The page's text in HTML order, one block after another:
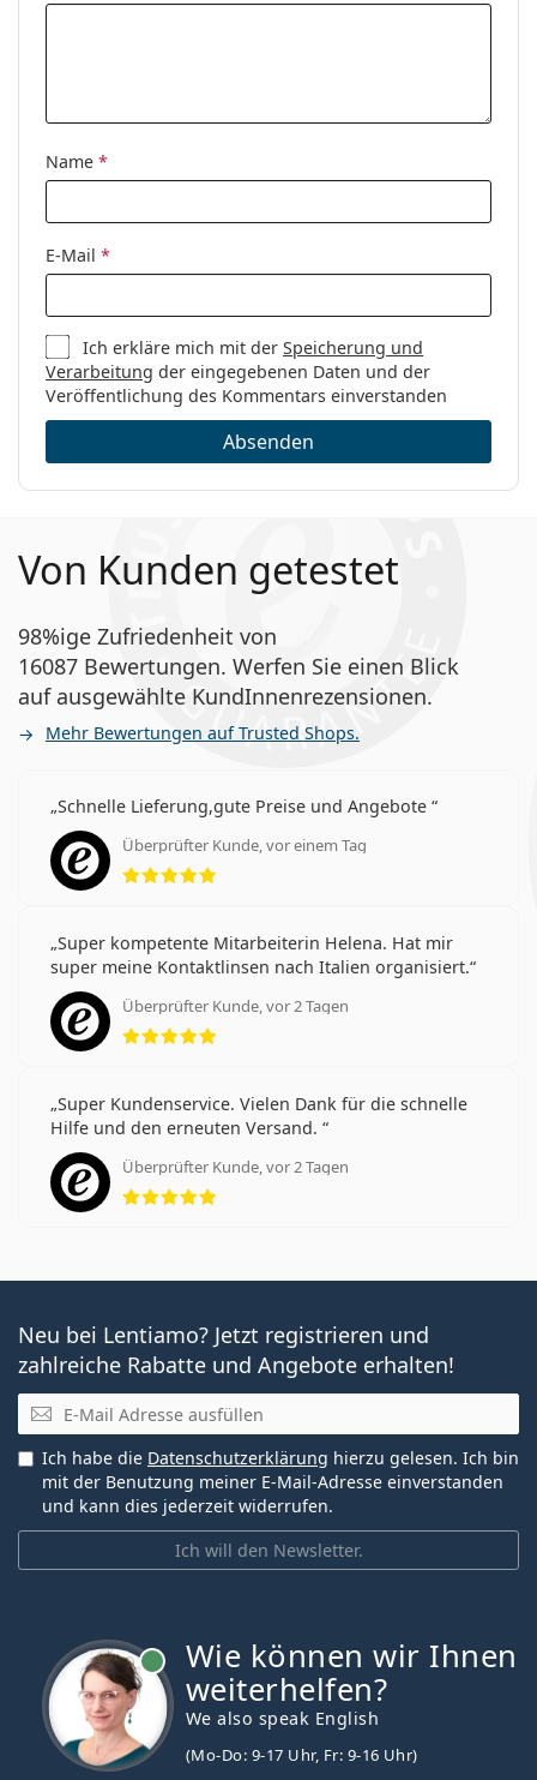
Name *
E-Mail *
Ich erkläre mich mit derSpeicherung und
Verarbeitung der eingegebenen Daten und der
Veröffentlichung des Kommentars einverstanden
Absenden
Von Kunden getestet
98%ige Zufriedenheit von
16087 Bewertungen. Werfen Sie einen Blick
auf ausgewählte KundInnenrezensionen.
Mehr Bewertungen auf Trusted Shops.
Schnelle Lieferung,gute Preise und Angebote
Überprüfter Kunde, vor einem Tag
Bewertung 5 aus 5
Super kompetente Mitarbeiterin Helena. Hat mir
super meine Kontaktlinsen nach Italien organisiert.
Überprüfter Kunde, vor 2 Tagen
Bewertung 5 aus 5
Super Kundenservice. Vielen Dank für die schnelle
Hilfe und den erneuten Versand.
Überprüfter Kunde, vor 2 Tagen
Bewertung 5 aus 5
Neu bei Lentiamo? Jetzt registrieren und
zahlreiche Rabatte und Angebote erhalten!
E-Mail
Ich will den Newsletter.
Ich habe die Datenschutzerklärung hierzu gelesen. Ich bin
mit der Benutzung meiner E-Mail-Adresse einverstanden
und kann dies jederzeit widerrufen.
Wie können wir Ihnen
weiterhelfen?
We also speak English
(Mo-Do: 9-17 Uhr, Fr: 9-16 Uhr)